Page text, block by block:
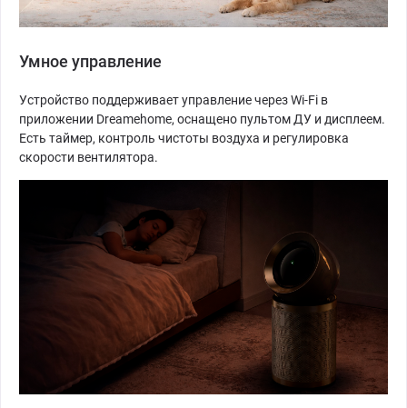
Умное управление
Устройство поддерживает управление через Wi-Fi в
приложении Dreamehome, оснащено пультом ДУ и дисплеем.
Есть таймер, контроль чистоты воздуха и регулировка
скорости вентилятора.